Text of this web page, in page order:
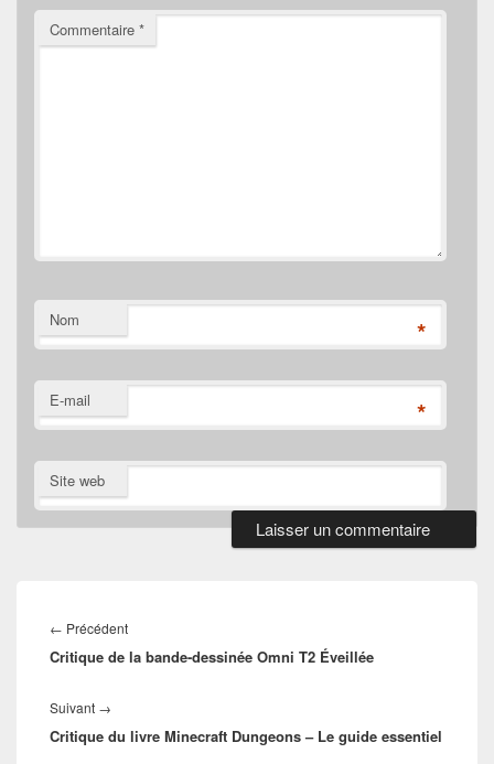
Commentaire *
Nom *
E-mail *
Site web
de
l’article
← PrécédentArticle
précédent :
Critique de la bande-dessinée Omni T2 Éveillée
Suivant →
suivant :
Critique du livre Minecraft Dungeons – Le guide essentiel